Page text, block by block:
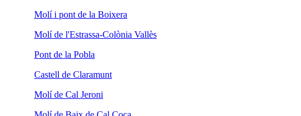
Molí i pont de la Boixera
Molí de l'Estrassa-Colònia Vallès
Pont de la Pobla
Castell de Claramunt
Molí de Cal Jeroni